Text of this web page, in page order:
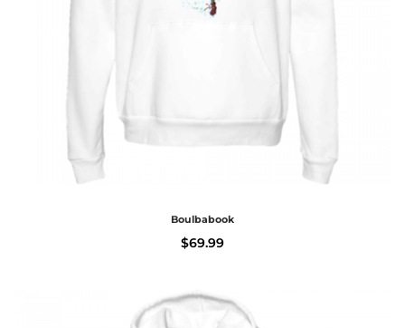
Boulbabook
$69.99